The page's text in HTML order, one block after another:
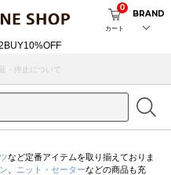
カート
0
BRAND
・停止について
など定番アイテムを取り揃えておりま
ニット・セーターなどの商品も充